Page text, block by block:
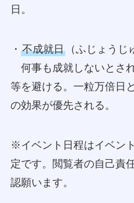
日。
・ 不成就日（ふじょうじ
何事も成就しないとさ
等を避ける。一粒万倍日
の効果が優先される。
※イベント日程はイベン
定です。閲覧者の自己責
認願います。